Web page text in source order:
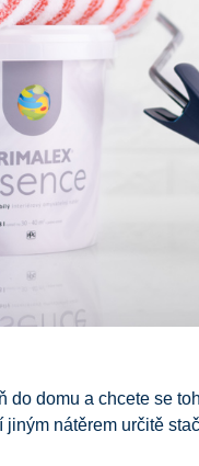
do domu a chcete se
nátěrem určitě